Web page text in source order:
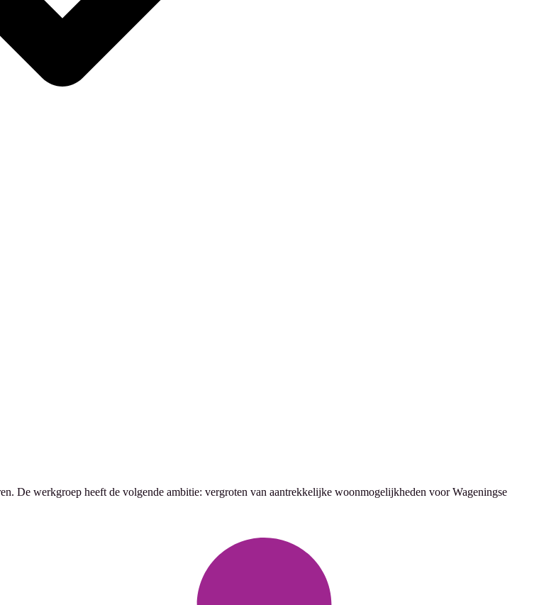
De werkgroep heeft de volgende ambitie: vergroten van aantrekkelijke woonmogelijkheden voor Wageningse